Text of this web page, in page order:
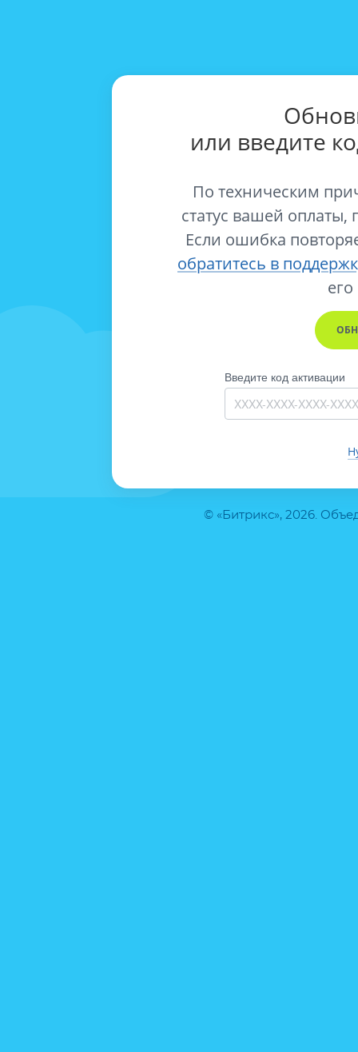
© «Битрикс», 2026.
или введите
По техническим
статус вашей оплаты,
Если ошибка
обратитесь в
его
Введите код активации